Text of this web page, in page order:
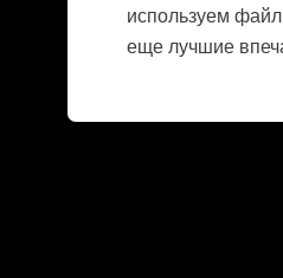
используем
еще лучшие